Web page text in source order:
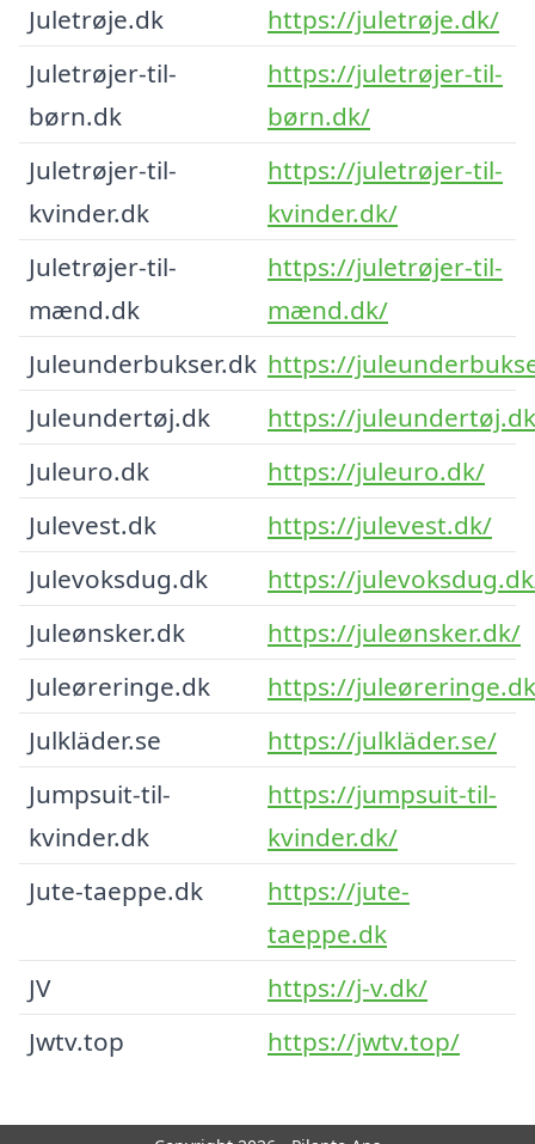
Juletrøje.dk
https://juletrøje.dk/
Juletrøjer-til-
børn.dk
https://juletrøjer-til-
børn.dk/
Juletrøjer-til-
kvinder.dk
https://juletrøjer-til-
kvinder.dk/
Juletrøjer-til-
mænd.dk
https://juletrøjer-til-
mænd.dk/
Juleunderbukser.dk https://
Juleundertøj.dk
https://
Juleuro.dk
https://juleuro.dk/
Julevest.dk
https://julevest.dk/
Julevoksdug.dk
https://
Juleønsker.dk
https://juleønsker.dk/
Juleøreringe.dk
https://
Julkläder.se
https://julkläder.se/
Jumpsuit-til-
kvinder.dk
https://jumpsuit-til-
kvinder.dk/
Jute-taeppe.dk
https://jute-
taeppe.dk
JV
https://j-v.dk/
Jwtv.top
https://jwtv.top/